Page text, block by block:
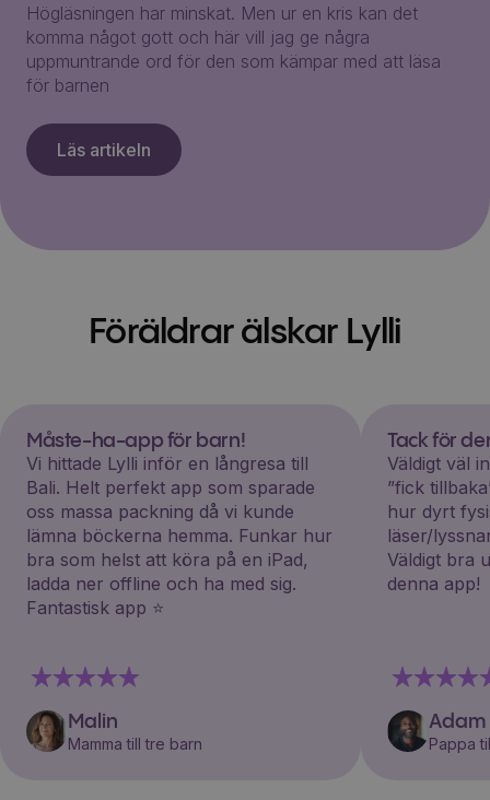
Högläsningen har minskat. Men ur en kris kan det
komma något gott och här vill jag ge några
uppmuntrande ord för den som kämpar med att läsa
för barnen
Läs artikeln
Föräldrar älskar Lylli
Måste-ha-app för barn!
Vi hittade Lylli inför en långresa till
Bali. Helt perfekt app som sparade
oss massa packning då vi kunde
lämna böckerna hemma. Funkar hur
bra som helst att köra på en iPad,
ladda ner offline och ha med sig.
Fantastisk app ⭐️
Malin
Mamma till tre barn
Tack för
Väldigt väl
”fick
hur dyrt
läser/
Väldigt bra
denna app!
Adam
Pappa